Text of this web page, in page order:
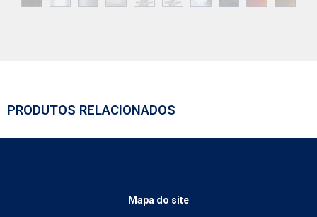
PRODUTOS RELACIONADOS
Mapa do site